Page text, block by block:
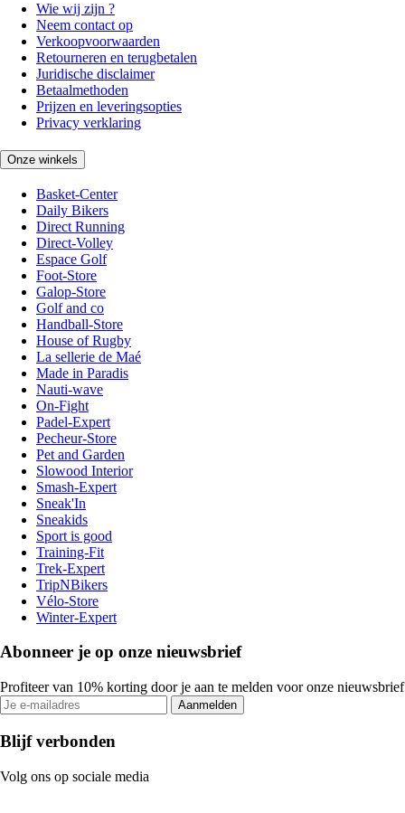
Wie wij zijn ?
Neem contact op
Verkoopvoorwaarden
Retourneren en terugbetalen
Juridische disclaimer
Betaalmethoden
Prijzen en leveringsopties
Privacy verklaring
Onze winkels
Basket-Center
Daily Bikers
Direct Running
Direct-Volley
Espace Golf
Foot-Store
Galop-Store
Golf and co
Handball-Store
House of Rugby
La sellerie de Maé
Made in Paradis
Nauti-wave
On-Fight
Padel-Expert
Pecheur-Store
Pet and Garden
Slowood Interior
Smash-Expert
Sneak'In
Sneakids
Sport is good
Training-Fit
Trek-Expert
TripNBikers
Vélo-Store
Winter-Expert
Abonneer je op onze nieuwsbrief
Profiteer van 10% korting door je aan te melden voor onze nieuwsbrief
Aanmelden
Blijf verbonden
Volg ons op sociale media